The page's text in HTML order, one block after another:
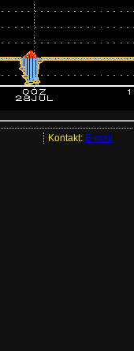
Kontakt: E-mail